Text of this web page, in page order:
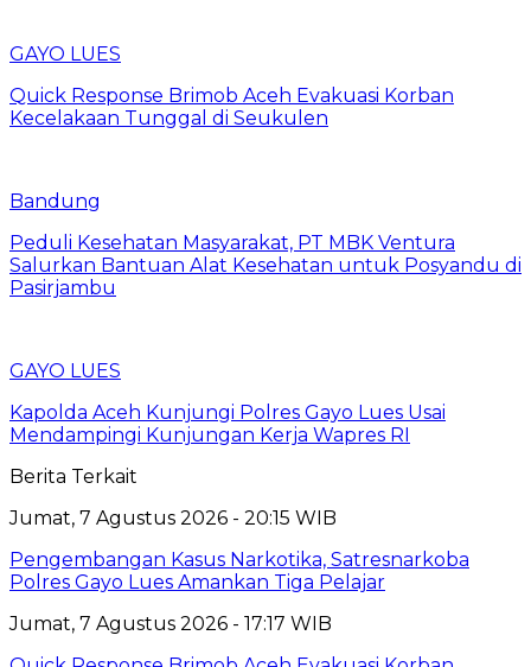
GAYO LUES
Quick Response Brimob Aceh Evakuasi Korban
Kecelakaan Tunggal di Seukulen
Bandung
Peduli Kesehatan Masyarakat, PT MBK Ventura
Salurkan Bantuan Alat Kesehatan untuk Posyandu di
Pasirjambu
GAYO LUES
Kapolda Aceh Kunjungi Polres Gayo Lues Usai
Mendampingi Kunjungan Kerja Wapres RI
Berita Terkait
Jumat, 7 Agustus 2026 - 20:15 WIB
Pengembangan Kasus Narkotika, Satresnarkoba
Polres Gayo Lues Amankan Tiga Pelajar
Jumat, 7 Agustus 2026 - 17:17 WIB